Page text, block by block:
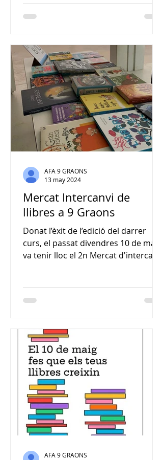
Mercat Intercanvi de
llibres a 9 Graons
Donat l’èxit de l’edició del darrer
curs, el passat divendres 10 de maig
va tenir lloc el 2n Mercat d'intercanvi
AFA 9 GRAONS
13 may 2024
AFA 9 GRAONS